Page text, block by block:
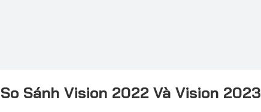
So Sánh Vision 2022 Và Vision 2023